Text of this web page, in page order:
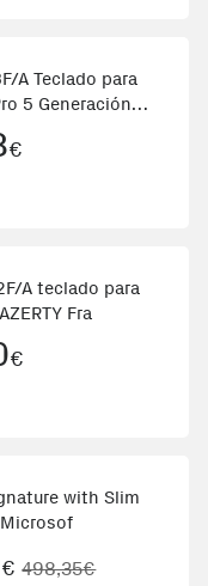
A Teclado para
5 Generación
€
A teclado para
Fra
€
with Slim
€ 498,35€